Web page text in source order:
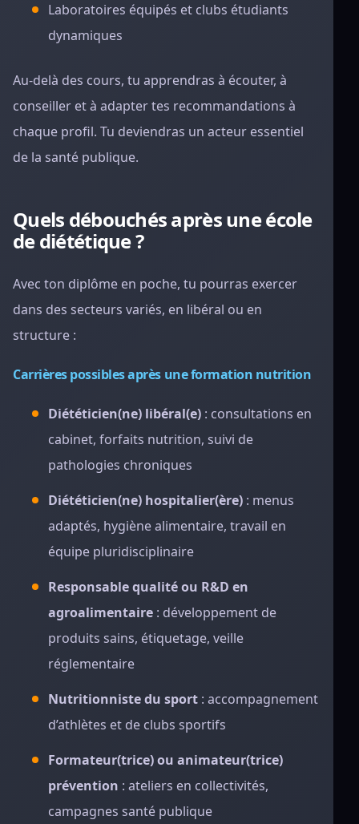
Laboratoires équipés et clubs étudiants
dynamiques
Au-delà des cours, tu apprendras à écouter, à
conseiller et à adapter tes recommandations à
chaque profil. Tu deviendras un acteur essentiel
de la santé publique.
Quels débouchés après une école
de diététique ?
Avec ton diplôme en poche, tu pourras exercer
dans des secteurs variés, en libéral ou en
structure :
Carrières possibles après une formation nutrition
Diététicien(ne) libéral(e) : consultations en
cabinet, forfaits nutrition, suivi de
pathologies chroniques
Diététicien(ne) hospitalier(ère) : menus
adaptés, hygiène alimentaire, travail en
équipe pluridisciplinaire
Responsable qualité ou R&D en
agroalimentaire : développement de
produits sains, étiquetage, veille
réglementaire
Nutritionniste du sport : accompagnement
d’athlètes et de clubs sportifs
Formateur(trice) ou animateur(trice)
prévention : ateliers en collectivités,
campagnes santé publique